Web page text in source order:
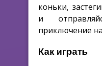
коньки,
и
приключение
Как играть